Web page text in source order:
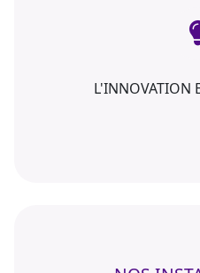
L'INNOVATION